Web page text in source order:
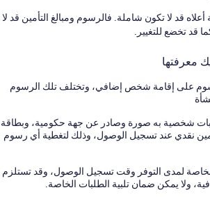
قد لا تكون شاملة. فالرسوم ومبالغ التأمين قد لا
قد تخضع للتغيير.
معرفتها
على إقامة شخص إضافي، وتختلف تلك الرسوم
شخصية به صورة وصادر عن جهة حكومية، وبطاقة
نقدي عند تسجيل الوصول، وذلك لتغطية أي رسوم
لمدى التوفر وقت تسجيل الوصول، وقد تستلزم
ولا يمكن ضمان تلبية الطلبات الخاصة.